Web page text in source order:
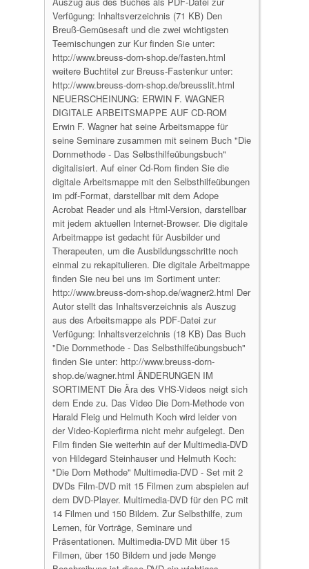
Verfügung: Inhaltsverzeichnis (71 KB) Den
Breuß-Gemüsesaft und die zwei wichtigsten
Teemischungen zur Kur finden Sie unter:
http://www.breuss-dorn-shop.de/fasten.html
weitere Buchtitel zur Breuss-Fastenkur unter:
http://www.breuss-dorn-shop.de/breusslit.html
NEUERSCHEINUNG: ERWIN F. WAGNER
DIGITALE ARBEITSMAPPE AUF CD-ROM
Erwin F. Wagner hat seine Arbeitsmappe für
seine Seminare zusammen mit seinem Buch "Die
Dornmethode - Das Selbsthilfeübungsbuch"
digitalisiert. Auf einer Cd-Rom finden Sie die
digitale Arbeitsmappe mit den Selbsthilfeübungen
im pdf-Format, darstellbar mit dem Adope
Acrobat Reader und als Html-Version, darstellbar
mit jedem aktuellen Internet-Browser. Die digitale
Arbeitmappe ist gedacht für Ausbilder und
Therapeuten, um die Ausbildungsschritte noch
einmal zu rekapitulieren. Die digitale Arbeitmappe
finden Sie neu bei uns im Sortiment unter:
http://www.breuss-dorn-shop.de/wagner2.html Der
Autor stellt das Inhaltsverzeichnis als Auszug
aus des Arbeitsmappe als PDF-Datei zur
Verfügung: Inhaltsverzeichnis (18 KB) Das Buch
"Die Dornmethode - Das Selbsthilfeübungsbuch"
finden Sie unter: http://www.breuss-dorn-
shop.de/wagner.html ÄNDERUNGEN IM
SORTIMENT Die Ära des VHS-Videos neigt sich
dem Ende zu. Das Video Die Dorn-Methode von
Harald Fleig und Helmuth Koch wird leider von
der Video-Kopierfirma nicht mehr aufgelegt. Den
Film finden Sie weiterhin auf der Multimedia-DVD
von Hildegard Steinhauser und Helmuth Koch:
"Die Dorn Methode" Multimedia-DVD - Set mit 2
DVDs Film-DVD mit 15 Filmen zum abspielen auf
dem DVD-Player. Multimedia-DVD für den PC mit
14 Filmen und 150 Bildern. Zur Selbsthilfe, zum
Lernen, für Vorträge, Seminare und
Präsentationen. Multimedia-DVD Mit über 15
Filmen, über 150 Bildern und jede Menge